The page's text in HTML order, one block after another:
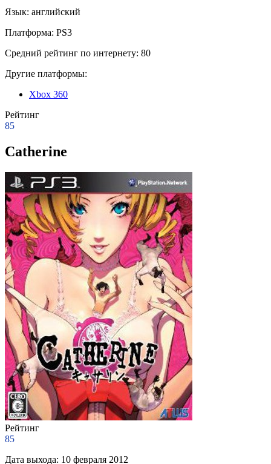
Язык: английский
Платформа: PS3
Средний рейтинг по интернету: 80
Другие платформы:
Xbox 360
Рейтинг
85
Catherine
Рейтинг
85
Дата выхода: 10 февраля 2012